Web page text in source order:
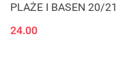
PLAŻE I BASEN 20/21
24.00